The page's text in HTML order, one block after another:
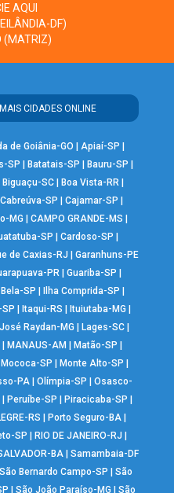
AQUI
DF)
(MATRIZ)
MAIS CIDADES ONLINE
de Goiânia-GO Apiaí-SP
SP Batatais-SP Bauru-SP
Biguaçu-SC Boa Vista-RR
Cabreúva-SP Cajamar-SP
MG |CAMPO GRANDE-MS
SP Cardoso-SP
de Caxias-RJ
Garanhuns-PE
PR| Guariba-SP
Bela-SP Ilha Comprida-SP
Itaqui-RS Ituiutaba-MG
José Raydan-MG Lages-SC|
MANAUS-AM Matão-SP
Mococa-SP Monte Alto-SP
PA |Olímpia-SP |Osasco-
Peruíbe-SP Piracicaba-SP
RS Porto Seguro-BA
SP RIO DE JANEIRO-RJ
BA| Samambaia-DF
São Bernardo Campo-SP |São
|São João Paraíso-MG |São